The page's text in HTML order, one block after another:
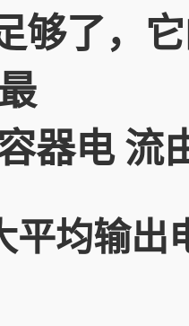
够了，
器电 流
平均输出